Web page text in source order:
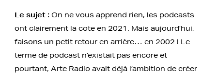
Le sujet : On ne vous apprend rien, les podcasts
ont clairement la cote en 2021. Mais aujourd’hui,
faisons un petit retour en arrière… en 2002 ! Le
terme de podcast n’existait pas encore et
pourtant, Arte Radio avait déjà l’ambition de créer